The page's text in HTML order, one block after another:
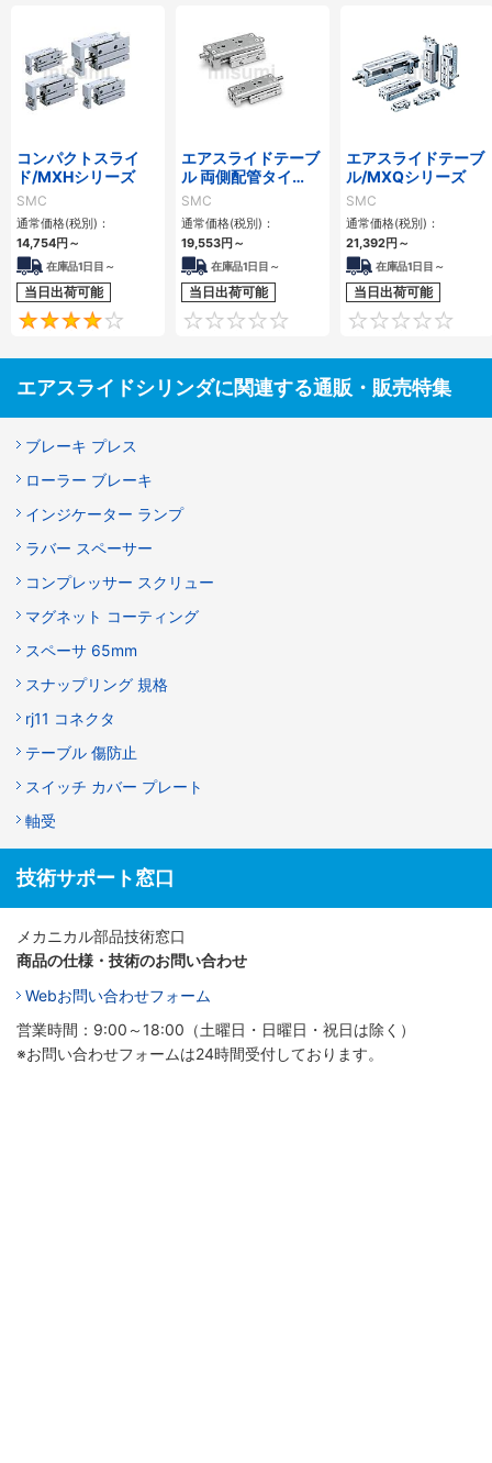
コンパクトスライ
ド/MXHシリーズ
SMC
通常価格(税別)：
14,754円～
在庫品1日目～
当日出荷可能
4
エアスライドテーブ
ル 両側配管タイ
プ/MXQ□Aシリー
ズ
SMC
通常価格(税別)：
19,553円～
在庫品1日目～
当日出荷可能
0
エアスライドテーブ
ル/MXQシリーズ
SMC
通常価格(税別)：
21,392円～
在庫品1日目～
当日出荷可能
エアスライドシリンダに関連する通販・販売特集
ブレーキ プレス
ローラー ブレーキ
インジケーター ランプ
ラバー スペーサー
コンプレッサー スクリュー
マグネット コーティング
スペーサ 65mm
スナップリング 規格
rj11 コネクタ
テーブル 傷防止
スイッチ カバー プレート
軸受
技術サポート窓口
メカニカル部品技術窓口
商品の仕様・技術のお問い合わせ
Webお問い合わせフォーム
営業時間：9:00～18:00（土曜日・日曜日・祝日は除く）
※お問い合わせフォームは24時間受付しております。